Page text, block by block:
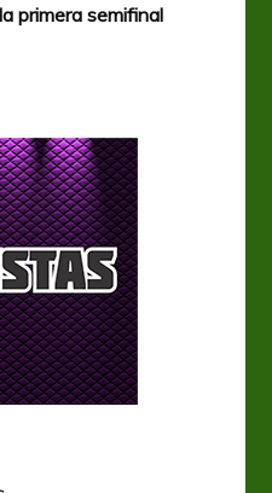
primera semifinal